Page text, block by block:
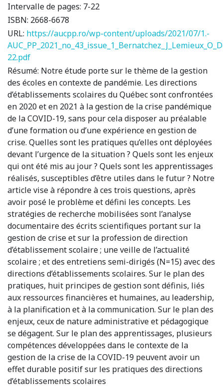
Intervalle de pages: 7-22
ISBN: 2668-6678
URL: https://aucpp.ro/wp-content/uploads/2021/07/1.-
22.pdf
Résumé: Notre étude porte sur le thème de la gestion
des écoles en contexte de pandémie. Les directions
d’établissements scolaires du Québec sont confrontées
en 2020 et en 2021 à la gestion de la crise pandémique
de la COVID-19, sans pour cela disposer au préalable
d’une formation ou d’une expérience en gestion de
crise. Quelles sont les pratiques qu’elles ont déployées
devant l’urgence de la situation ? Quels sont les enjeux
qui ont été mis au jour ? Quels sont les apprentissages
réalisés, susceptibles d’être utiles dans le futur ? Notre
article vise à répondre à ces trois questions, après
avoir posé le problème et défini les concepts. Les
stratégies de recherche mobilisées sont l’analyse
documentaire des écrits scientifiques portant sur la
gestion de crise et sur la profession de direction
d’établissement scolaire ; une veille de l’actualité
scolaire ; et des entretiens semi-dirigés (N=15) avec des
directions d’établissements scolaires. Sur le plan des
pratiques, huit principes de gestion sont définis, liés
aux ressources financières et humaines, au leadership,
à la planification et à la communication. Sur le plan des
enjeux, ceux de nature administrative et pédagogique
se dégagent. Sur le plan des apprentissages, plusieurs
compétences développées dans le contexte de la
gestion de la crise de la COVID-19 peuvent avoir un
effet durable positif sur les pratiques des directions
d’établissements scolaires